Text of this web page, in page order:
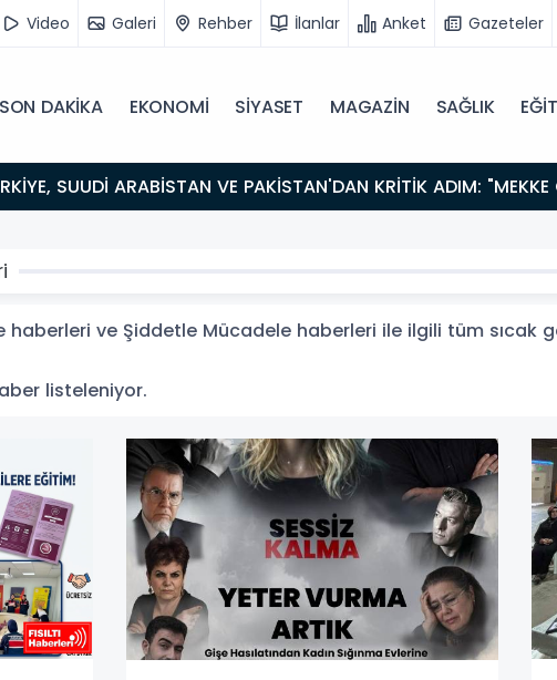
Video Galeri Rehber İlanlar Anket Gazeteler
SON DAKİKA EKONOMİ SİYASET MAGAZİN SAĞLIK
ve Şiddetle Mücadele haberleri ile ilgili tüm sıcak
listeleniyor.